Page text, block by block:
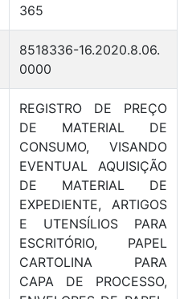
365
8518336-16.2020.8.06.
0000
REGISTRO DE PREÇO
DE MATERIAL DE
CONSUMO, VISANDO
EVENTUAL AQUISIÇÃO
DE MATERIAL DE
EXPEDIENTE, ARTIGOS
E UTENSÍLIOS PARA
ESCRITÓRIO, PAPEL
CARTOLINA PARA
CAPA DE PROCESSO,